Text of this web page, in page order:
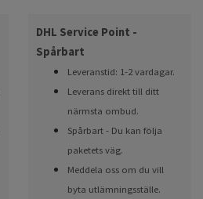
DHL Service Point -
Spårbart
Leveranstid: 1-2 vardagar.
Leverans direkt till ditt
närmsta ombud.
Spårbart - Du kan följa
paketets väg.
Meddela oss om du vill
byta utlämningsställe.